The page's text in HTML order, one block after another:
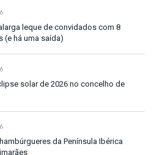
leque de convidados com 8
(e há uma saída)
solar de 2026 no concelho de
da Península Ibérica